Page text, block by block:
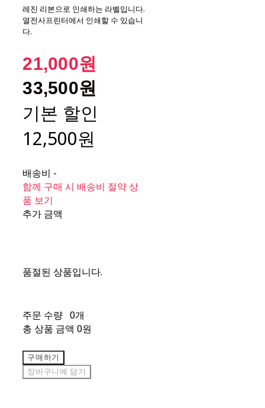
레진 리본으로 인쇄하는 라벨입니다.
열전사프린터에서 인쇄할 수 있습니
다.
21,000원
33,500원
기본 할인
12,500원
배송비 -
함께 구매 시 배송비 절약 상
품 보기
추가 금액
품절된 상품입니다.
주문 수량 0개
총 상품 금액 0원
구매하기
장바구니에 담기